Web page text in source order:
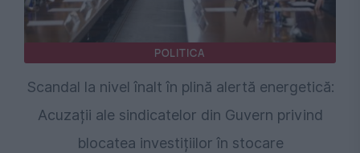
POLITICA
Scandal la nivel înalt în plină alertă energetică:
Acuzații ale sindicatelor din Guvern privind
blocatea investițiilor în stocare